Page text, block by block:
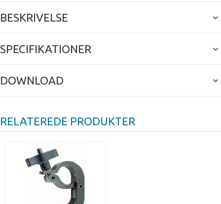
BESKRIVELSE
SPECIFIKATIONER
DOWNLOAD
RELATEREDE PRODUKTER